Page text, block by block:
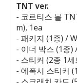
TNT ver.
- 코르티스 볼
m), 1ea
- 패키지 (1종) /
- 이너 박스 (1종)
- 스티커 (2종 1세
- 에폭시 스티커 (1